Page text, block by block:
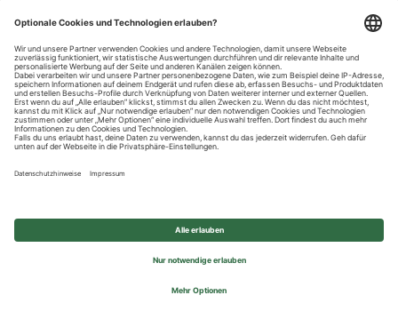
Datenschutzhinweise
Impressum
Privatsphäre-Einstellungen
© 2026 REWE Group - All rights reserved